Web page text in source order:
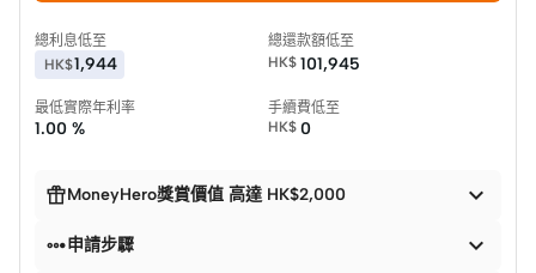
總利息低至
HK$1,944
總還款額低至
HK$ 101,945
最低實際年利率
1.00 %
手續費低至
HK$ 0
MoneyHero獎賞價值 高達 HK$2,000 
申請步驟 